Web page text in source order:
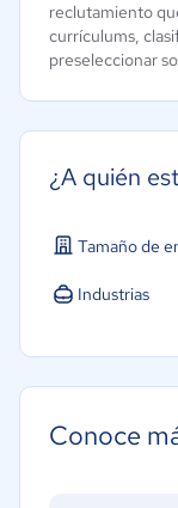
reclutamiento
currículums,
preseleccionar
¿A quién
Tamaño de
Industrias
Conoce